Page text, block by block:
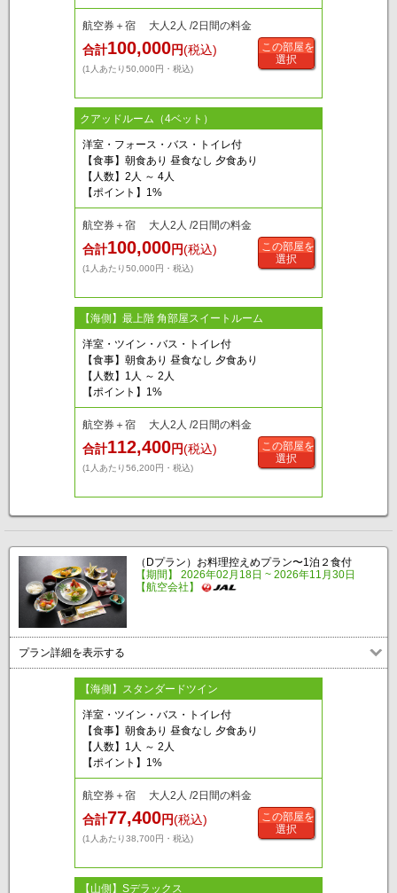
航空券＋宿 大人2人 /2日間の料金
合計100,000円(税込)
(1人あたり50,000円・税込)
この部屋を
選択
クアッドルーム（4ベット）
洋室・フォース・バス・トイレ付
【食事】朝食あり 昼食なし 夕食あり
【人数】2人 ～ 4人
【ポイント】1%
航空券＋宿 大人2人 /2日間の料金
合計100,000円(税込)
(1人あたり50,000円・税込)
この部屋を
選択
【海側】最上階 角部屋スイートルーム
洋室・ツイン・バス・トイレ付
【食事】朝食あり 昼食なし 夕食あり
【人数】1人 ～ 2人
【ポイント】1%
航空券＋宿 大人2人 /2日間の料金
合計112,400円(税込)
(1人あたり56,200円・税込)
この部屋を
選択
（Dプラン）お料理控えめプラン〜1泊２食付
【期間】 2026年02月18日 ~ 2026年11月30日
【航空会社】
プラン詳細を表示する
【海側】スタンダードツイン
洋室・ツイン・バス・トイレ付
【食事】朝食あり 昼食なし 夕食あり
【人数】1人 ～ 2人
【ポイント】1%
航空券＋宿 大人2人 /2日間の料金
合計77,400円(税込)
(1人あたり38,700円・税込)
この部屋を
選択
【山側】Sデラックス